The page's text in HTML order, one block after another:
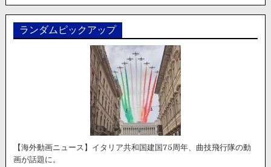
ランダムピックアップ
【海外動画ニュース】イタリア共和国建国75周年、曲技飛行隊の動
画が話題に。